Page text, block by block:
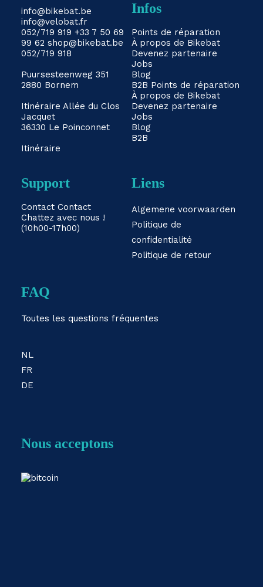
info@bikebat.be
info@velobat.fr
052/719 919 +33 7 50 69
99 62 shop@bikebat.be
052/719 918
Puursesteenweg 351
2880 Bornem
Itinéraire Allée du Clos
Jacquet
36330 Le Poinconnet
Itinéraire
Infos
Points de réparation
À propos de Bikebat
Devenez partenaire
Jobs
Blog
B2B Points de réparation
À propos de Bikebat
Devenez partenaire
Jobs
Blog
B2B
Support
Contact Contact
Chattez avec nous !
(10h00-17h00)
Liens
Algemene voorwaarden
Politique de
confidentialité
Politique de retour
FAQ
Toutes les questions fréquentes
NL
FR
DE
Nous acceptons